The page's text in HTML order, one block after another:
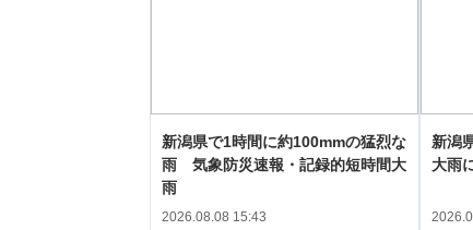
新潟県で1時間に約100mmの猛烈な
雨 気象防災速報・記録的短時間大
雨
2026.08.08 15:43
新潟
大雨